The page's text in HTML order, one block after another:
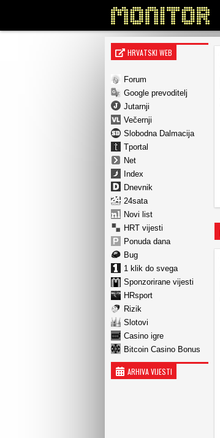
HRVATSKI WEB
Forum
Google prevoditelj
Jutarnji
Večernji
Slobodna Dalmacija
Tportal
Net
Index
Dnevnik
24sata
Novi list
HRT vijesti
Ponuda dana
Bug
1 klik do svega
Sponzorirane vijesti
HRsport
Rizik
Slotovi
Casino igre
Bitcoin Casino Bonus
ARHIVA VIJESTI